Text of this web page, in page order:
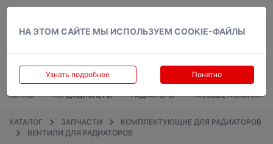
НА ЭТОМ САЙТЕ МЫ ИСПОЛЬЗУЕМ COOKIE-ФАЙЛЫ
Узнать подробнее Понятно
КОТЛЫ КОНДИЦИОНЕРЫ РАДИАТОРЫ ГАЗОВЫЕ КОЛОНКИ
КАТАЛОГ ЗАПЧАСТИ
КОМПЛЕКТУЮЩИЕ ДЛЯ РАДИАТОРОВ
ВЕНТИЛИ ДЛЯ РАДИАТОРОВ